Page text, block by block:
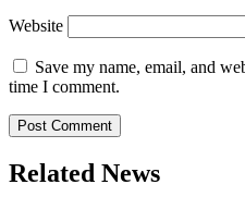
Website
Save my name, email, and
time I comment.
Related News